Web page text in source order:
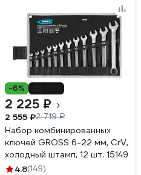
-6%
2 225 ₽
2 555 ₽2 719 ₽
Набор комбинированных
ключей GROSS 6-22 мм, CrV,
холодный штамп, 12 шт. 15149
4.8(149)